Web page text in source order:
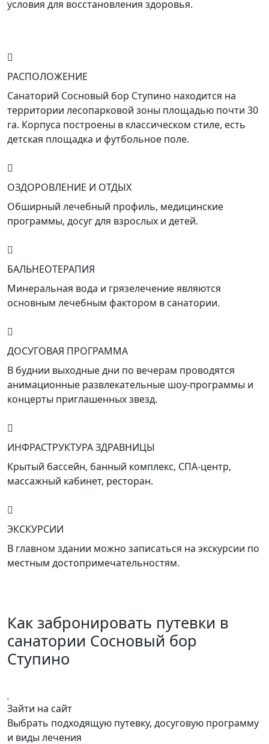
условия для восстановления здоровья.
РАСПОЛОЖЕНИЕ
Санаторий Сосновый бор Ступино находится на
территории лесопарковой зоны площадью почти 30
га. Корпуса построены в классическом стиле, есть
детская площадка и футбольное поле.
ОЗДОРОВЛЕНИЕ И ОТДЫХ
Обширный лечебный профиль, медицинские
программы, досуг для взрослых и детей.
БАЛЬНЕОТЕРАПИЯ
Минеральная вода и грязелечение являются
основным лечебным фактором в санатории.
ДОСУГОВАЯ ПРОГРАММА
В буднии выходные дни по вечерам проводятся
анимационные развлекательные шоу-программы и
концерты приглашенных звезд.
ИНФРАСТРУКТУРА ЗДРАВНИЦЫ
Крытый бассейн, банный комплекс, СПА-центр,
массажный кабинет, ресторан.
ЭКСКУРСИИ
В главном здании можно записаться на экскурсии по
местным достопримечательностям.
Как забронировать путевки в
санатории Сосновый бор
Ступино
Зайти на сайт
Выбрать подходящую путевку, досуговую программу
и виды лечения